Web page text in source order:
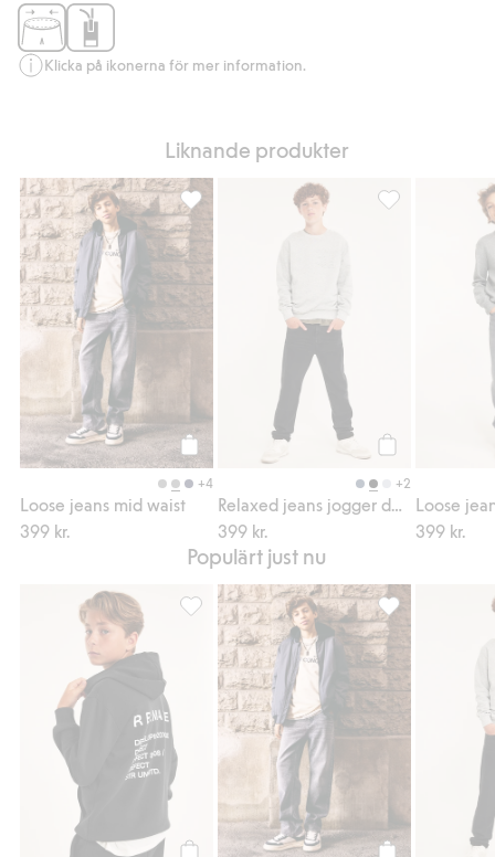
Klicka på ikonerna för mer information.
Liknande produkter
Köp
+4
Loose jeans mid waist
399 kr.
Loose jeans mid waist, Lägg till i favoriter
+2
399 kr.
Relaxed
Loose
399 kr.
Populärt just nu
Hoodie med texttryck, Lägg till i favoriter
Loose jeans